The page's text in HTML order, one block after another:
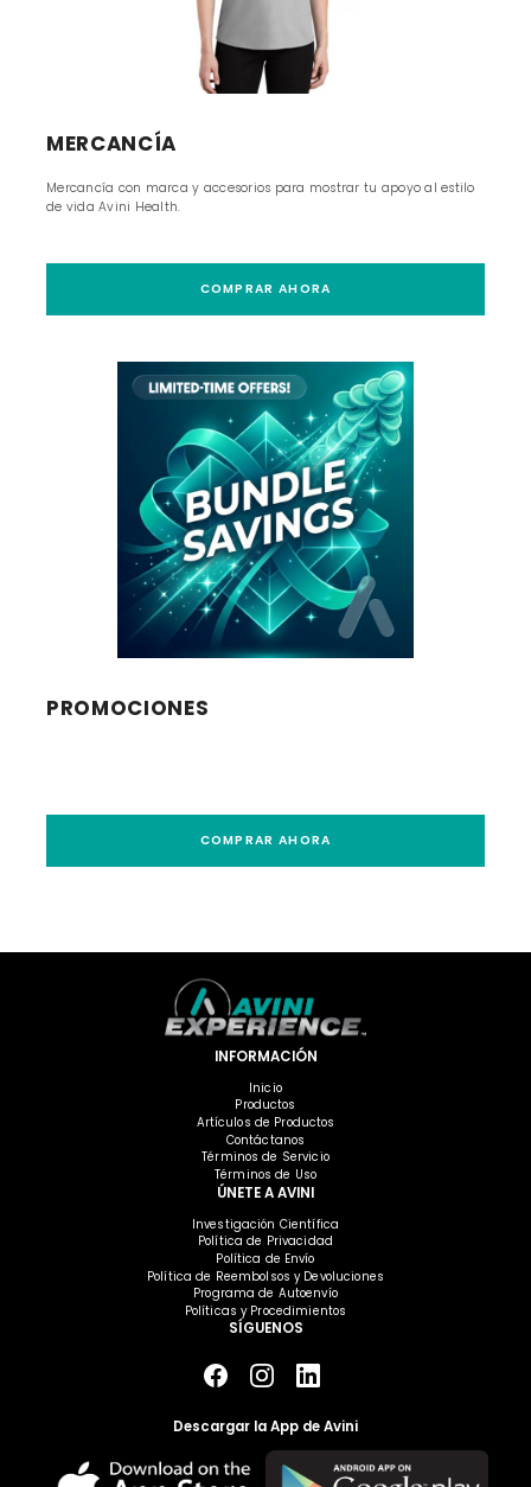
MERCANCÍA
Mercancía con marca y accesorios para mostrar tu apoyo al estilo
de vida Avini Health.
COMPRAR AHORA
PROMOCIONES
COMPRAR AHORA
INFORMACIÓN
Inicio
Productos
Artículos de Productos
Contáctanos
Términos de Servicio
Términos de Uso
ÚNETE A AVINI
Investigación Científica
Política de Privacidad
Política de Envío
Política de Reembolsos y Devoluciones
Programa de Autoenvío
Políticas y Procedimientos
SÍGUENOS
Descargar la App de Avini